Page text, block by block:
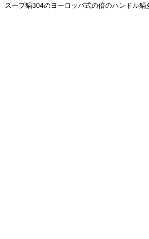
スープ鍋304のヨーロッパ式の倍のハンドル鍋